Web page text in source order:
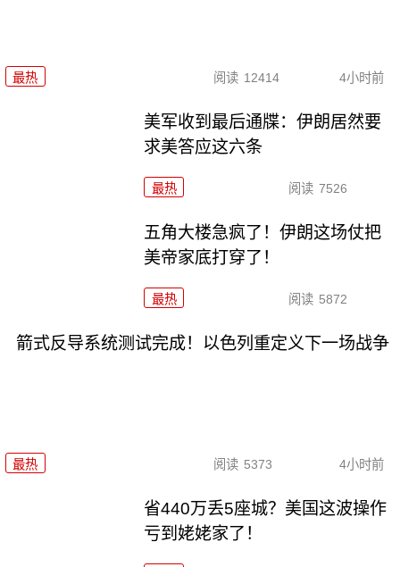
最热 阅读 12414 4小时前
美军收到最后通牒：伊朗居然要
求美答应这六条
最热 阅读 7526
五角大楼急疯了！伊朗这场仗把
美帝家底打穿了！
最热 阅读 5872
箭式反导系统测试完成！以色列重定义下一场战争
最热 阅读 5373 4小时前
省440万丢5座城？美国这波操作
亏到姥姥家了！